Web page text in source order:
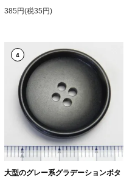
385円(税35円)
4
大型のグレー系グラデーションボタ